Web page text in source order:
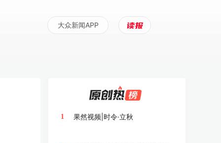
大众新闻APP
1 果然视频|时令·立秋